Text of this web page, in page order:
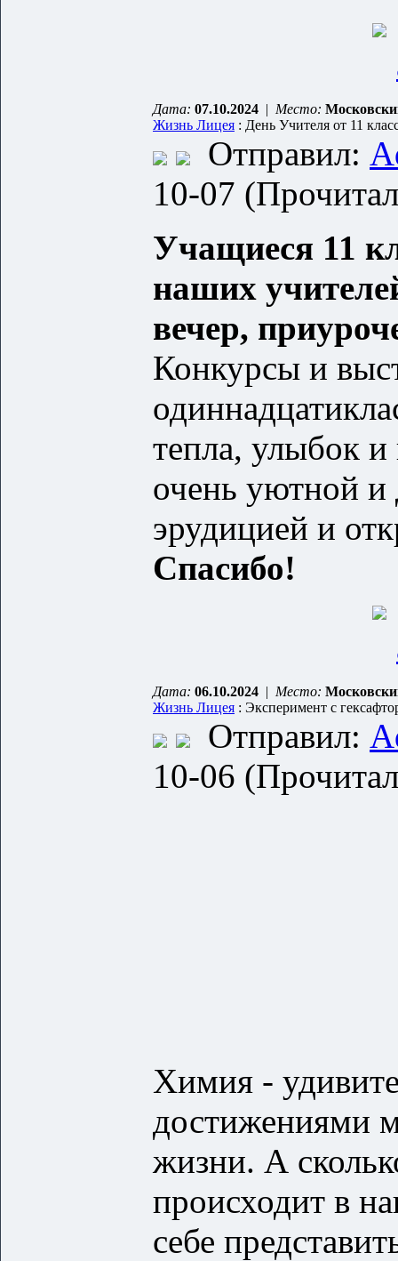
Дата: 07.10.2024 | Место:
Жизнь Лицея : День Учителя от 11
Отправил:
10-07
Учащиеся 11
наших
вечер,
Конкурсы и
тепла, улыбок
очень уютной и
эрудицией и
Спасибо!
Дата: 06.10.2024 | Место:
Жизнь Лицея : Эксперимент с
Отправил:
10-06
Химия -
достижениями
жизни. А
происходит в
себе